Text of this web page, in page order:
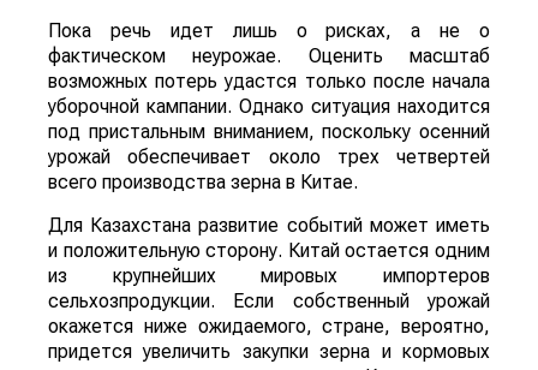
Пока речь идет лишь о рисках, а не о
фактическом неурожае. Оценить масштаб
возможных потерь удастся только после начала
уборочной кампании. Однако ситуация находится
под пристальным вниманием, поскольку осенний
урожай обеспечивает около трех четвертей
всего производства зерна в Китае.
Для Казахстана развитие событий может иметь
и положительную сторону. Китай остается одним
из крупнейших мировых импортеров
сельхозпродукции. Если собственный урожай
окажется ниже ожидаемого, стране, вероятно,
придется увеличить закупки зерна и кормовых